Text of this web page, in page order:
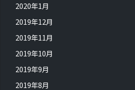
2020年1月
2019年12月
2019年11月
2019年10月
2019年9月
2019年8月